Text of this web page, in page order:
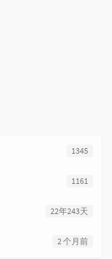
1345
1161
22年243天
2 个月前